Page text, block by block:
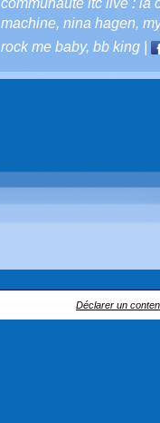
communauté ltc live : la
machine, nina hagen,
rock me baby, bb king
Déclarer un